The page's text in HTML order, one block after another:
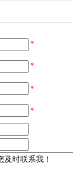
*
*
*
*